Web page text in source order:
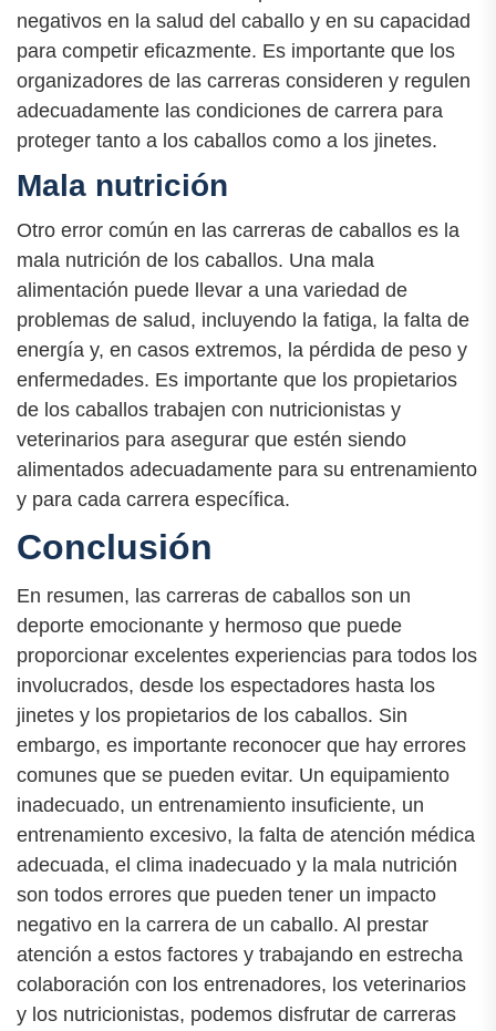
negativos en la salud del caballo y en su capacidad
para competir eficazmente. Es importante que los
organizadores de las carreras consideren y regulen
adecuadamente las condiciones de carrera para
proteger tanto a los caballos como a los jinetes.
Mala nutrición
Otro error común en las carreras de caballos es la
mala nutrición de los caballos. Una mala
alimentación puede llevar a una variedad de
problemas de salud, incluyendo la fatiga, la falta de
energía y, en casos extremos, la pérdida de peso y
enfermedades. Es importante que los propietarios
de los caballos trabajen con nutricionistas y
veterinarios para asegurar que estén siendo
alimentados adecuadamente para su entrenamiento
y para cada carrera específica.
Conclusión
En resumen, las carreras de caballos son un
deporte emocionante y hermoso que puede
proporcionar excelentes experiencias para todos los
involucrados, desde los espectadores hasta los
jinetes y los propietarios de los caballos. Sin
embargo, es importante reconocer que hay errores
comunes que se pueden evitar. Un equipamiento
inadecuado, un entrenamiento insuficiente, un
entrenamiento excesivo, la falta de atención médica
adecuada, el clima inadecuado y la mala nutrición
son todos errores que pueden tener un impacto
negativo en la carrera de un caballo. Al prestar
atención a estos factores y trabajando en estrecha
colaboración con los entrenadores, los veterinarios
y los nutricionistas, podemos disfrutar de carreras